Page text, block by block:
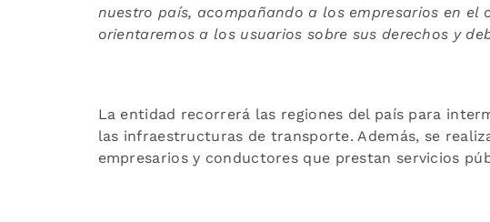
nuestro país, acompañando a los empresarios en
orientaremos a los usuarios sobre sus derechos y
La entidad recorrerá las regiones del país para
las infraestructuras de transporte. Además, se
empresarios y conductores que prestan servicios